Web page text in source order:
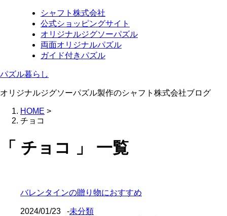
シャフト株式会社
公式ショッピングサイト
オリジナルジグソーパズル
両面オリジナルパズル
ガイド付きパズル
パズル暮らし
オリジナルジグソーパズル製作のシャフト株式会社ブログ
HOME >
チョコ
「 チョコ 」 一覧
バレンタインの贈り物におすすめ
2024/01/23 -未分類